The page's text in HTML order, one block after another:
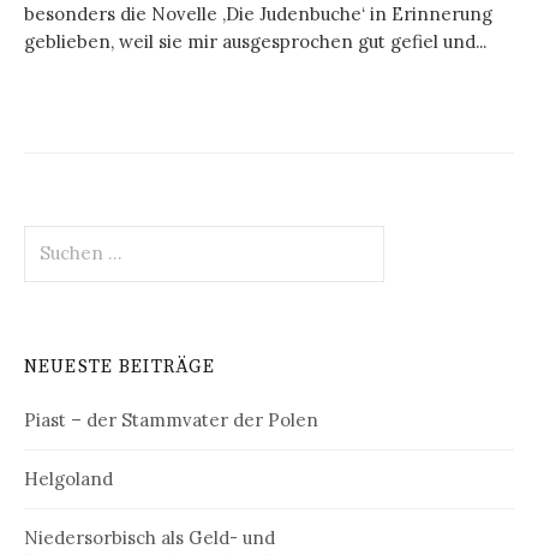
besonders die Novelle ‚Die Judenbuche‘ in Erinnerung
geblieben, weil sie mir ausgesprochen gut gefiel und...
nach:
NEUESTE BEITRÄGE
Piast – der Stammvater der Polen
Helgoland
Niedersorbisch als Geld- und